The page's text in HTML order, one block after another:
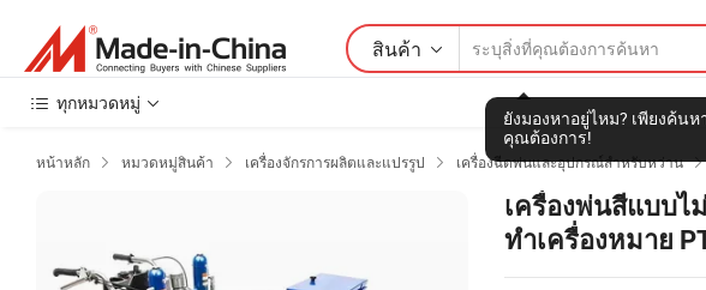
สินค้า
ยังมองหาอยู่ไหม? เพียงค้น
คุณต้องการ!
ทุกหมวดหมู่
หน้าหลัก  หมวดหมู่สินค้า  เครื่องจักรการผลิตและแปรรูป  เครื่องฉีดพ่นและอุปกรณ์สำหรับหว่าน
เครื่องพ่นสีแบบไ
ทำเครื่องหมาย
ลิก สองปืน